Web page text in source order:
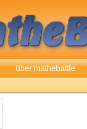
über mathebattle